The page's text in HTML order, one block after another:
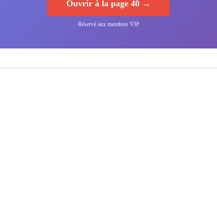
Ouvrir à la page 40 →
Réservé aux membres VIP